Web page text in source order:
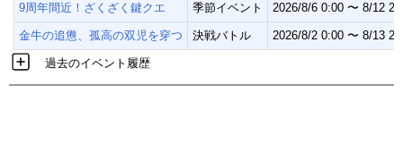
9周年間近！ざくざく鍵クエ 季節イベント 2026/8/6 0:00 〜 8/12
金牛の追憊、孤高の双児を穿つ 決戦バトル 2026/8/2 0:00 〜 8/13
過去のイベント履歴